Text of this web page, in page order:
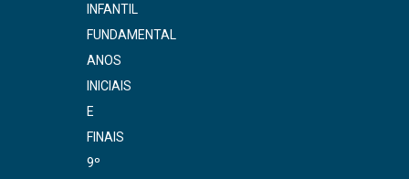
INFANTIL
FUNDAMENTAL
ANOS
INICIAIS
E
FINAIS
9º